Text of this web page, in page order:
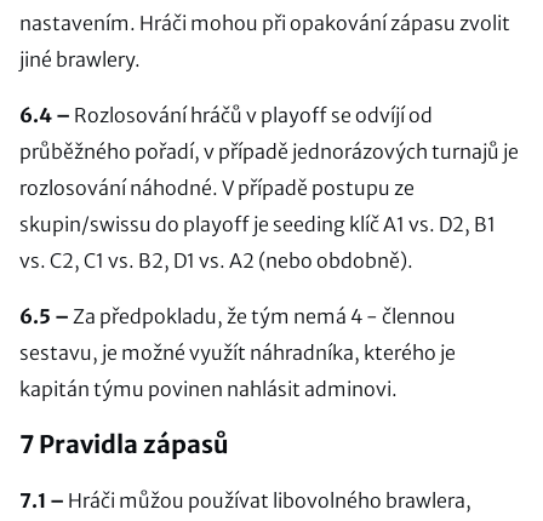
nastavením. Hráči mohou při opakování zápasu zvolit
jiné brawlery.
6.4 – Rozlosování hráčů v playoff se odvíjí od
průběžného pořadí, v případě jednorázových turnajů je
rozlosování náhodné. V případě postupu ze
skupin/swissu do playoff je seeding klíč A1 vs. D2, B1
vs. C2, C1 vs. B2, D1 vs. A2 (nebo obdobně).
6.5 – Za předpokladu, že tým nemá 4 - člennou
sestavu, je možné využít náhradníka, kterého je
kapitán týmu povinen nahlásit adminovi.
7 Pravidla zápasů
7.1 – Hráči můžou používat libovolného brawlera,